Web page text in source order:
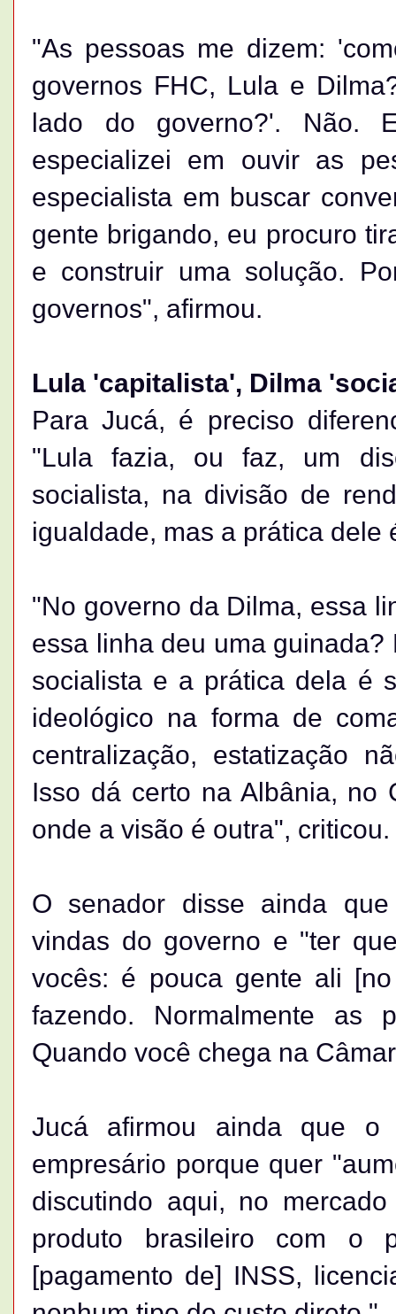
"As pessoas me dizem:
governos FHC, Lula e
lado do governo?'. Não.
especializei em ouvir as
especialista em buscar
gente brigando, eu procuro
e construir uma solução.
governos", afirmou.
Lula 'capitalista', Dilma
Para Jucá, é preciso
"Lula fazia, ou faz, um
socialista, na divisão de
igualdade, mas a prática dele
"No governo da Dilma, essa
essa linha deu uma
socialista e a prática dela é
ideológico na forma de
centralização, estatização
Isso dá certo na Albânia, no
onde a visão é outra", criticou.
O senador disse ainda
vindas do governo e "ter
vocês: é pouca gente ali
fazendo. Normalmente as
Quando você chega na
Jucá afirmou ainda que o
empresário porque quer
discutindo aqui, no
produto brasileiro com o
[pagamento de] INSS,